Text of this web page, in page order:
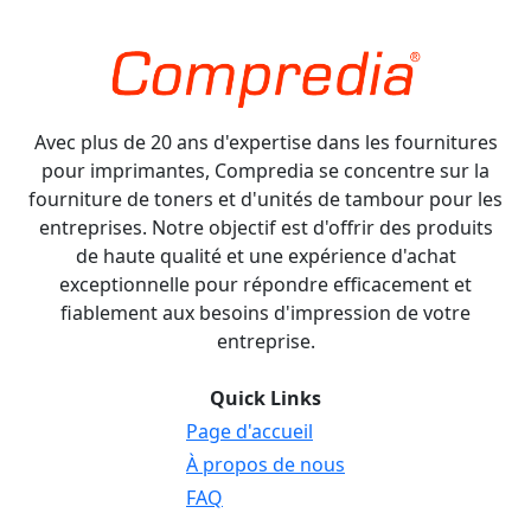
Avec plus de 20 ans d'expertise dans les fournitures
pour imprimantes, Compredia se concentre sur la
fourniture de toners et d'unités de tambour pour les
entreprises. Notre objectif est d'offrir des produits
de haute qualité et une expérience d'achat
exceptionnelle pour répondre efficacement et
fiablement aux besoins d'impression de votre
entreprise.
Quick Links
Page d'accueil
À propos de nous
FAQ